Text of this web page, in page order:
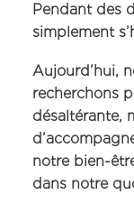
Pendant des
simplement
Aujourd’hui,
recherchons
désaltérante,
notre bien-
dans notre